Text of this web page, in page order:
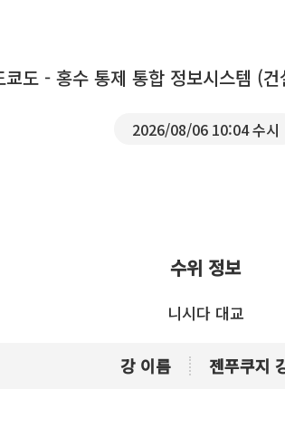
쿄도 - 홍수 통제 통합 정보시스템 (
2026/08/06 10:04 수시
수위 정보
니시다 대교
강 이름 젠푸쿠지